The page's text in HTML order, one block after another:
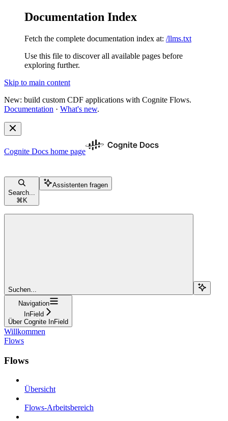
Documentation Index
Fetch the complete documentation index at: /llms.txt
Use this file to discover all available pages before
exploring further.
Skip to main content
New: build custom CDF applications with Cognite Flows.
Documentation · What's new.
Cognite Docs home page
Search...
⌘ K
Assistenten fragen
Suchen...
Navigation
InField
Über Cognite InField
Willkommen
Flows
Flows
Übersicht
Flows-Arbeitsbereich